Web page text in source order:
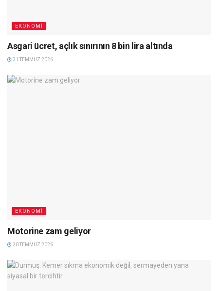
EKONOMI
Asgari ücret, açlık sınırının 8 bin lira altında
31 TEMMUZ 2026
EKONOMI
Motorine zam geliyor
20 TEMMUZ 2026